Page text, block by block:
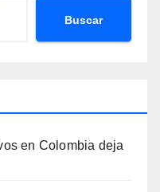
Buscar
en Colombia deja